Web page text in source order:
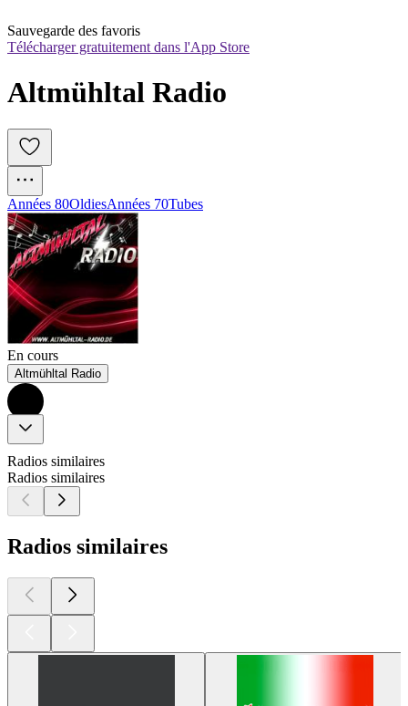
Sauvegarde des favoris
Télécharger gratuitement dans l'App Store
Altmühltal Radio
Années 80OldiesAnnées 70Tubes
En cours
Altmühltal Radio
Radios similaires
Radios similaires
Radios similaires